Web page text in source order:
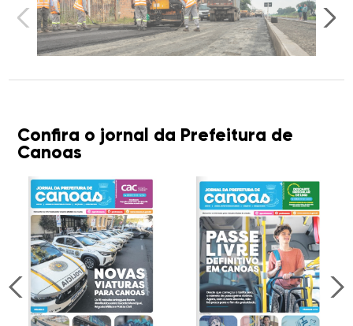
Confira o jornal da Prefeitura de
Canoas